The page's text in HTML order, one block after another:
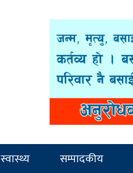
स्वास्थ्य सम्पादकीय